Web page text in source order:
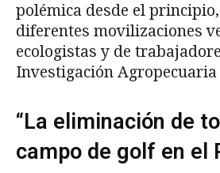
polémica desde el
diferentes movilizaciones
ecologistas y de
Investigación Agropecuaria
“La eliminación de
campo de golf en el